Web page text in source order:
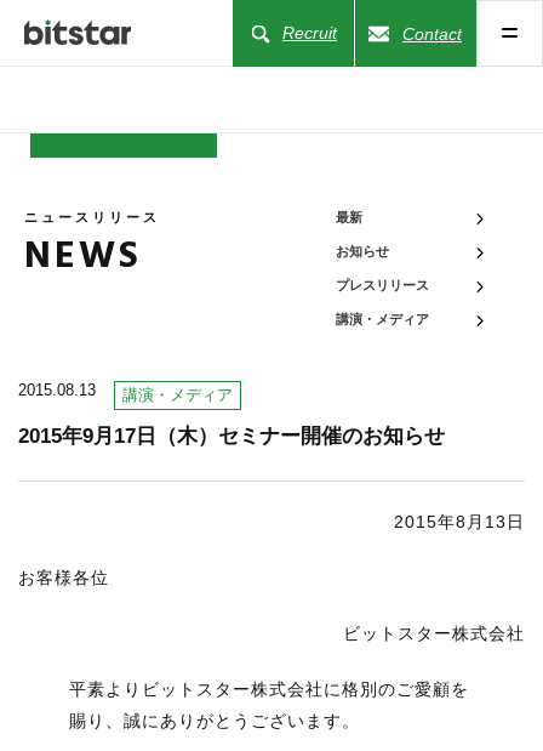
Recruit Contact
NEWS
COMPANY
WORKS
ACTION
RECRUIT
CONTACT US
サイトマップ
ニュースリリース
NEWS
最新
お知らせ
プレスリリース
講演・メディア
2015.08.13 講演・メディア
2015年9月17日（木）セミナー開催のお知らせ
2015年8月13日
お客様各位
ビットスター株式会社
平素よりビットスター株式会社に格別のご愛顧を
賜り、誠にありがとうございます。